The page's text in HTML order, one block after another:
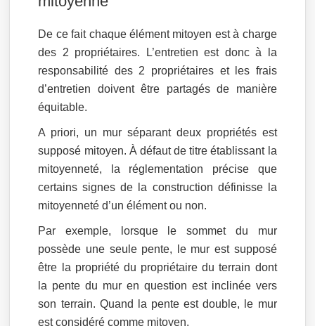
De ce fait chaque élément mitoyen est à charge
des 2 propriétaires. L’entretien est donc à la
responsabilité des 2 propriétaires et les frais
d’entretien doivent être partagés de manière
équitable.
A priori, un mur séparant deux propriétés est
supposé mitoyen. À défaut de titre établissant la
mitoyenneté, la réglementation précise que
certains signes de la construction définisse la
mitoyenneté d’un élément ou non.
Par exemple, lorsque le sommet du mur
possède une seule pente, le mur est supposé
être la propriété du propriétaire du terrain dont
la pente du mur en question est inclinée vers
son terrain. Quand la pente est double, le mur
est considéré comme mitoyen.